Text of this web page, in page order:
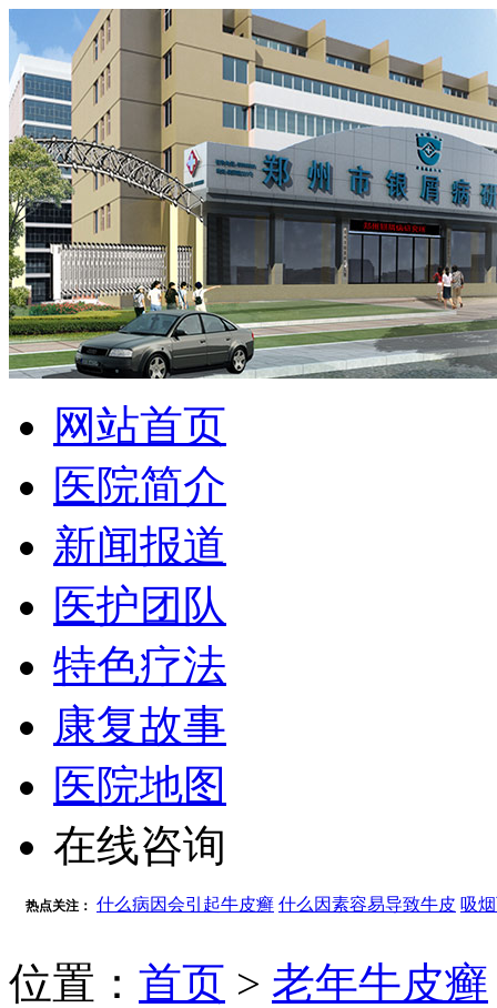
网站首页
医院简介
新闻报道
医护团队
特色疗法
康复故事
医院地图
在线咨询
热点关注： 什么病因会引起牛皮癣 什么因素容易导致牛皮 吸
位置： 首页 > 老年牛皮癣